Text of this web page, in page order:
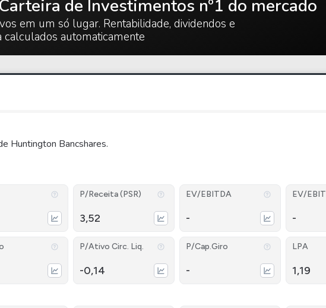
de Investimentos nº1 do mercado
em um só lugar. Rentabilidade, dividendos e
automaticamente
Huntington Bancshares.
P/Receita (PSR)
3,52
EV/EBITDA
-
EV/EBIT
-
P/Ativo Circ. Liq.
-0,14
P/Cap.Giro
-
LPA
1,19